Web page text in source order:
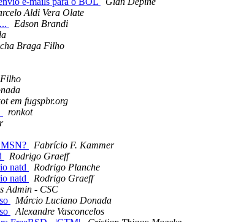
Aldi Vera Olate
Edson Brandi
Braga Filho
em fugspbr.org
ronkot
Fabrício F. Kammer
Rodrigo Graeff
natd
Rodrigo Planche
natd
Rodrigo Graeff
Admin - CSC
Márcio Luciano Donada
Alexandre Vasconcelos